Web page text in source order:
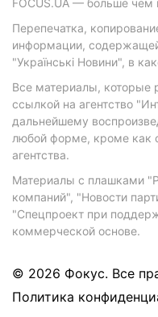
FOCUS.UA — больше чем
Перепечатка,
информации,
"Українські Новини", в
Все материалы, которые
ссылкой на агентство
дальнейшему
любой форме, кроме как
агентства.
Материалы с плашками
компаний", "Новости
"Спецпроект при
коммерческой основе.
© 2026 Фокус. Все
Политика